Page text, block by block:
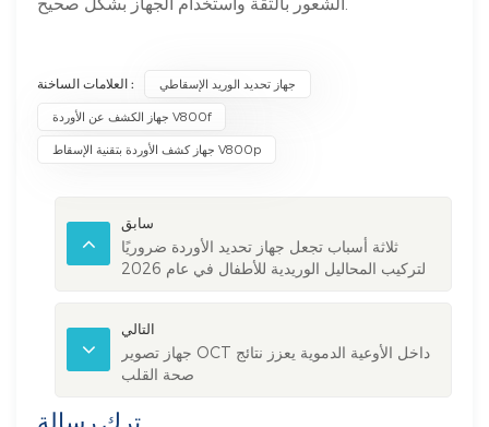
العلامات الساخنة : جهاز تحديد الوريد الإسقاطي
جهاز الكشف عن الأوردة V800f
جهاز كشف الأوردة بتقنية الإسقاط V800p
سابق
ثلاثة أسباب تجعل جهاز تحديد الأوردة ضروريًا
لتركيب المحاليل الوريدية للأطفال في عام 2026
التالي
جهاز تصوير OCT داخل الأوعية الدموية يعزز نتائج
صحة القلب